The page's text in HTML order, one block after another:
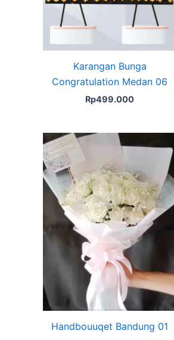
Karangan Bunga
Congratulation Medan 06
Rp499.000
Handbouuqet Bandung 01
Original
price
Rp625.000.
price